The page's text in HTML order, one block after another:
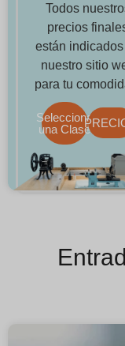
Todos
precios
están indicados
nuestro sitio
para tu
Selecciona
una Clase